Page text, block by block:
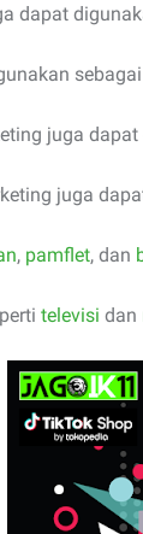
dapat
juga
juga
, pamflet, dan
televisi dan